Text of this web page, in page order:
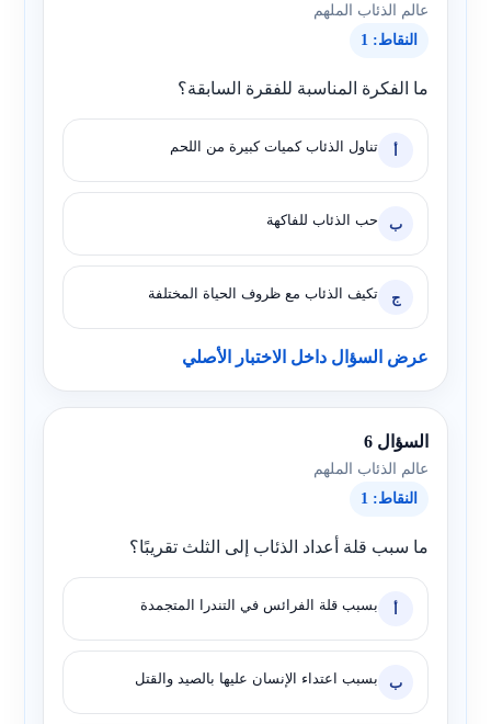
عالم الذئاب الملهم
النقاط: 1
ما الفكرة المناسبة للفقرة السابقة؟
أ تناول الذئاب كميات كبيرة من اللحم
ب حب الذئاب للفاكهة
ج تكيف الذئاب مع ظروف الحياة المختلفة
عرض السؤال داخل الاختبار الأصلي
السؤال 6
عالم الذئاب الملهم
النقاط: 1
ما سبب قلة أعداد الذئاب إلى الثلث تقريبًا؟
أ بسبب قلة الفرائس في التندرا المتجمدة
ب بسبب اعتداء الإنسان عليها بالصيد والقتل